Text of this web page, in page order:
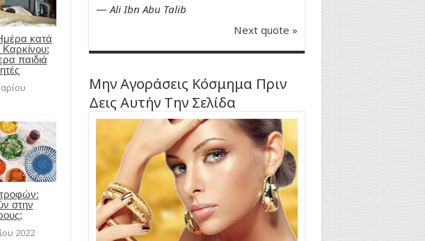
κατά
Καρκίνου:
παιδιά
στην
2022
— Ali Ibn Abu Talib
Next quote »
Μην Αγοράσεις Κόσμημα Πριν
Δεις Αυτήν Την Σελίδα